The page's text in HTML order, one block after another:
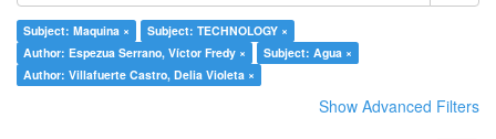
Subject: Maquina ×
Subject: TECHNOLOGY ×
Author: Espezua Serrano, Víctor Fredy ×
Subject: Agua ×
Author: Villafuerte Castro, Delia Violeta ×
Show Advanced Filters